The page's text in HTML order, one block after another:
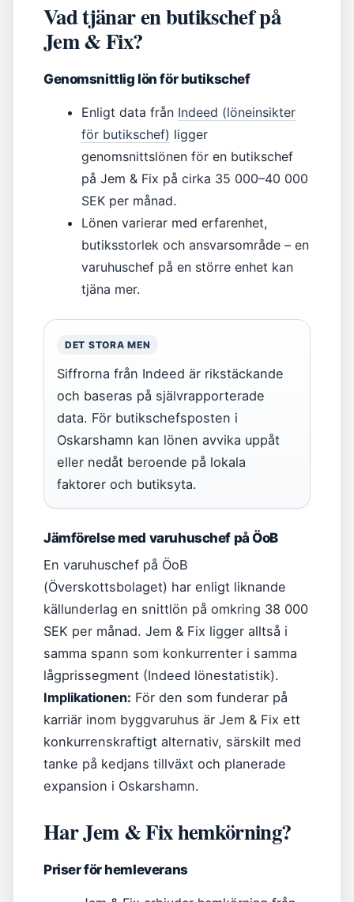
Vad tjänar en butikschef på
Jem & Fix?
Genomsnittlig lön för butikschef
Enligt data från Indeed (löneinsikter
för butikschef) ligger
genomsnittslönen för en butikschef
på Jem & Fix på cirka 35 000–40 000
SEK per månad.
Lönen varierar med erfarenhet,
butiksstorlek och ansvarsområde – en
varuhuschef på en större enhet kan
tjäna mer.
DET STORA MEN
Siffrorna från Indeed är rikstäckande
och baseras på självrapporterade
data. För butikschefsposten i
Oskarshamn kan lönen avvika uppåt
eller nedåt beroende på lokala
faktorer och butiksyta.
Jämförelse med varuhuschef på ÖoB
En varuhuschef på ÖoB
(Överskottsbolaget) har enligt liknande
källunderlag en snittlön på omkring 38 000
SEK per månad. Jem & Fix ligger alltså i
samma spann som konkurrenter i samma
lågprissegment (Indeed lönestatistik).
Implikationen: För den som funderar på
karriär inom byggvaruhus är Jem & Fix ett
konkurrenskraftigt alternativ, särskilt med
tanke på kedjans tillväxt och planerade
expansion i Oskarshamn.
Har Jem & Fix hemkörning?
Priser för hemleverans